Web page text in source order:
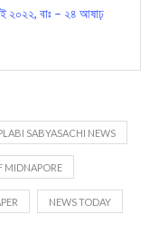
বাঃ – ২৪ আষাঢ়
SABYASACHI NEWS
MIDNAPORE
NEWS TODAY